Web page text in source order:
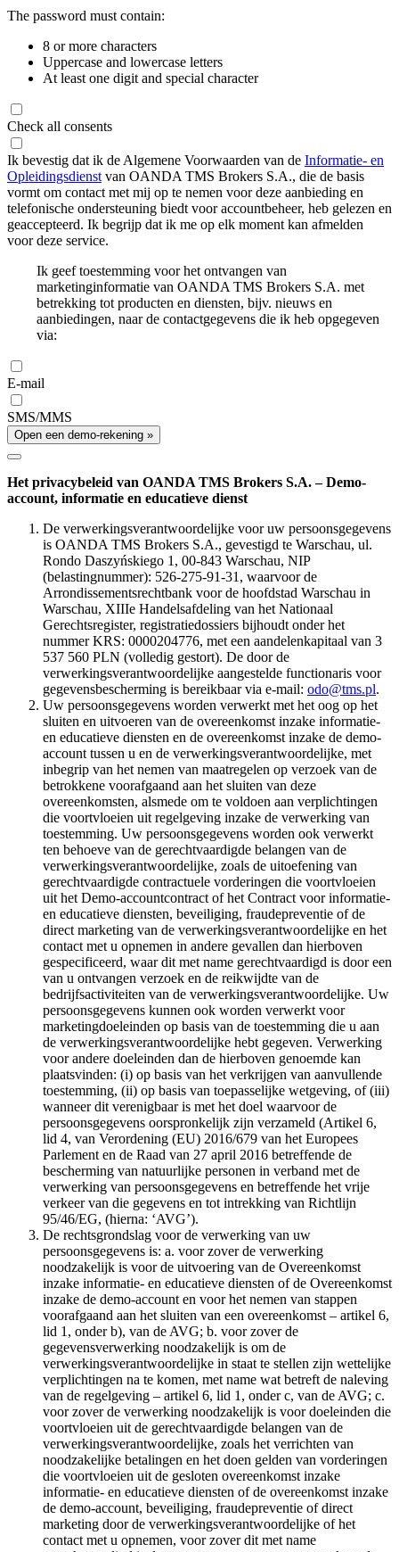
The password must contain:
8 or more characters
Uppercase and lowercase letters
At least one digit and special character
Check all consents
Ik bevestig dat ik de Algemene Voorwaarden van de Informatie- en
Opleidingsdienst van OANDA TMS Brokers S.A., die de basis
vormt om contact met mij op te nemen voor deze aanbieding en
telefonische ondersteuning biedt voor accountbeheer, heb gelezen en
geaccepteerd. Ik begrijp dat ik me op elk moment kan afmelden
voor deze service.
Ik geef toestemming voor het ontvangen van
marketinginformatie van OANDA TMS Brokers S.A. met
betrekking tot producten en diensten, bijv. nieuws en
aanbiedingen, naar de contactgegevens die ik heb opgegeven
via:
E-mail
SMS/MMS
Open een demo-rekening »
Het privacybeleid van OANDA TMS Brokers S.A. – Demo-
account, informatie en educatieve dienst
De verwerkingsverantwoordelijke voor uw persoonsgegevens
is OANDA TMS Brokers S.A., gevestigd te Warschau, ul.
Rondo Daszyńskiego 1, 00-843 Warschau, NIP
(belastingnummer): 526-275-91-31, waarvoor de
Arrondissementsrechtbank voor de hoofdstad Warschau in
Warschau, XIIIe Handelsafdeling van het Nationaal
Gerechtsregister, registratiedossiers bijhoudt onder het
nummer KRS: 0000204776, met een aandelenkapitaal van 3
537 560 PLN (volledig gestort). De door de
verwerkingsverantwoordelijke aangestelde functionaris voor
gegevensbescherming is bereikbaar via e-mail: odo@tms.pl.
Uw persoonsgegevens worden verwerkt met het oog op het
sluiten en uitvoeren van de overeenkomst inzake informatie-
en educatieve diensten en de overeenkomst inzake de demo-
account tussen u en de verwerkingsverantwoordelijke, met
inbegrip van het nemen van maatregelen op verzoek van de
betrokkene voorafgaand aan het sluiten van deze
overeenkomsten, alsmede om te voldoen aan verplichtingen
die voortvloeien uit regelgeving inzake de verwerking van
toestemming. Uw persoonsgegevens worden ook verwerkt
ten behoeve van de gerechtvaardigde belangen van de
verwerkingsverantwoordelijke, zoals de uitoefening van
gerechtvaardigde contractuele vorderingen die voortvloeien
uit het Demo-accountcontract of het Contract voor informatie-
en educatieve diensten, beveiliging, fraudepreventie of de
direct marketing van de verwerkingsverantwoordelijke en het
contact met u opnemen in andere gevallen dan hierboven
gespecificeerd, waar dit met name gerechtvaardigd is door een
van u ontvangen verzoek en de reikwijdte van de
bedrijfsactiviteiten van de verwerkingsverantwoordelijke. Uw
persoonsgegevens kunnen ook worden verwerkt voor
marketingdoeleinden op basis van de toestemming die u aan
de verwerkingsverantwoordelijke hebt gegeven. Verwerking
voor andere doeleinden dan de hierboven genoemde kan
plaatsvinden: (i) op basis van het verkrijgen van aanvullende
toestemming, (ii) op basis van toepasselijke wetgeving, of (iii)
wanneer dit verenigbaar is met het doel waarvoor de
persoonsgegevens oorspronkelijk zijn verzameld (Artikel 6,
lid 4, van Verordening (EU) 2016/679 van het Europees
Parlement en de Raad van 27 april 2016 betreffende de
bescherming van natuurlijke personen in verband met de
verwerking van persoonsgegevens en betreffende het vrije
verkeer van die gegevens en tot intrekking van Richtlijn
95/46/EG, (hierna: ‘AVG’).
De rechtsgrondslag voor de verwerking van uw
persoonsgegevens is: a. voor zover de verwerking
noodzakelijk is voor de uitvoering van de Overeenkomst
inzake informatie- en educatieve diensten of de Overeenkomst
inzake de demo-account en voor het nemen van stappen
voorafgaand aan het sluiten van een overeenkomst – artikel 6,
lid 1, onder b), van de AVG; b. voor zover de
gegevensverwerking noodzakelijk is om de
verwerkingsverantwoordelijke in staat te stellen zijn wettelijke
verplichtingen na te komen, met name wat betreft de naleving
van de regelgeving – artikel 6, lid 1, onder c, van de AVG; c.
voor zover de verwerking noodzakelijk is voor doeleinden die
voortvloeien uit de gerechtvaardigde belangen van de
verwerkingsverantwoordelijke, zoals het verrichten van
noodzakelijke betalingen en het doen gelden van vorderingen
die voortvloeien uit de gesloten overeenkomst inzake
informatie- en educatieve diensten of de overeenkomst inzake
de demo-account, beveiliging, fraudepreventie of direct
marketing door de verwerkingsverantwoordelijke of het
contact met u opnemen, voor zover dit met name